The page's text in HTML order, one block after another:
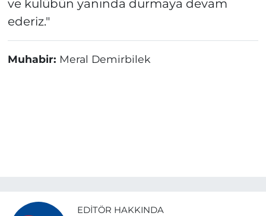
ve kulübün yanında durmaya devam
ederiz."
Muhabir: Meral Demirbilek
EDITÖR HAKKINDA